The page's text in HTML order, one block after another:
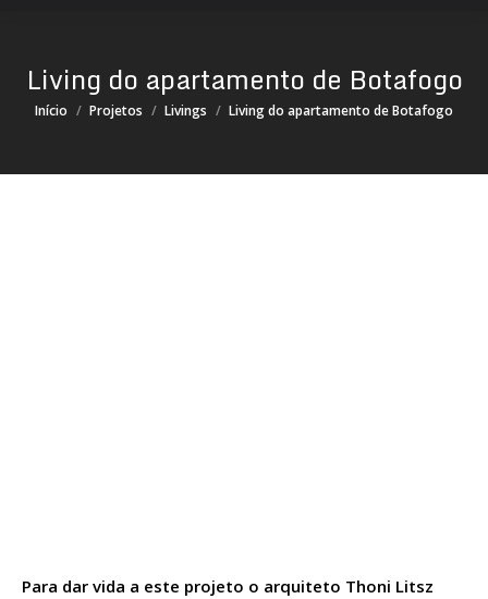
Living do apartamento de Botafogo
Você está aqui:
Início Projetos Livings Living do apartamento de Botafogo
Para dar vida a este projeto o arquiteto Thoni Litsz